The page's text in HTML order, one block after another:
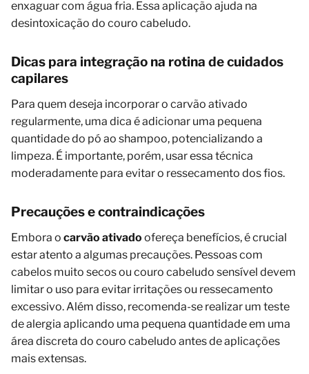
enxaguar com água fria. Essa aplicação ajuda na
desintoxicação do couro cabeludo.
Dicas para integração na rotina de cuidados
capilares
Para quem deseja incorporar o carvão ativado
regularmente, uma dica é adicionar uma pequena
quantidade do pó ao shampoo, potencializando a
limpeza. É importante, porém, usar essa técnica
moderadamente para evitar o ressecamento dos fios.
Precauções e contraindicações
Embora o carvão ativado ofereça benefícios, é crucial
estar atento a algumas precauções. Pessoas com
cabelos muito secos ou couro cabeludo sensível devem
limitar o uso para evitar irritações ou ressecamento
excessivo. Além disso, recomenda-se realizar um teste
de alergia aplicando uma pequena quantidade em uma
área discreta do couro cabeludo antes de aplicações
mais extensas.